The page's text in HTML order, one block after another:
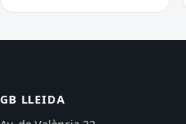
GB LLEIDA